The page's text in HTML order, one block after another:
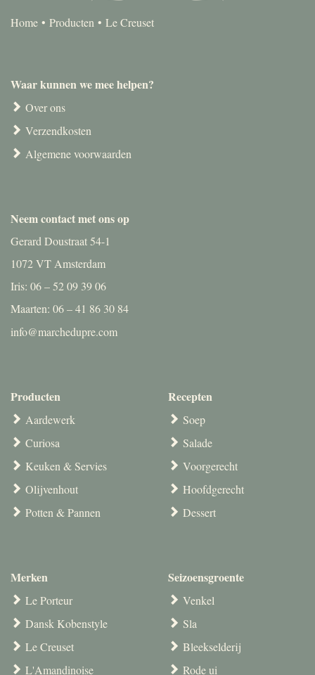
Home Producten Le Creuset
Waar kunnen we mee helpen?
Over ons
Verzendkosten
Algemene voorwaarden
Neem contact met ons op
Gerard Doustraat 54-1
1072 VT Amsterdam
Iris: 06 – 52 09 39 06
Maarten: 06 – 41 86 30 84
info@marchedupre.com
Producten
Aardewerk
Curiosa
Keuken & Servies
Olijvenhout
Potten & Pannen
Merken
Le Porteur
Dansk Kobenstyle
Le Creuset
L'Amandinoise
Recepten
Soep
Salade
Voorgerecht
Hoofdgerecht
Dessert
Seizoensgroente
Venkel
Sla
Bleekselderij
Rode ui